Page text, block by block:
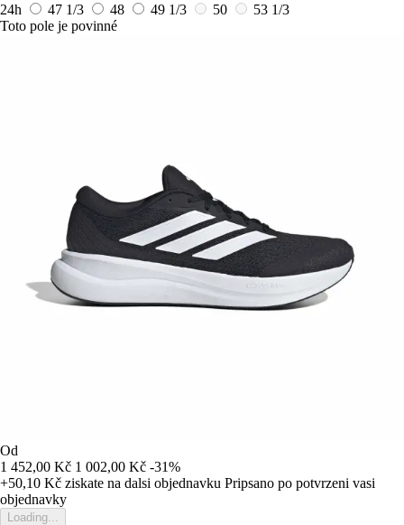
24h
47 1/3 48 49 1/3 50
53 1/3
Toto pole je povinné
Od
1 452,00 Kč 1 002,00 Kč -31%
+50,10 Kč ziskate na dalsi objednavku Pripsano po potvrzeni vasi
objednavky
Loading...